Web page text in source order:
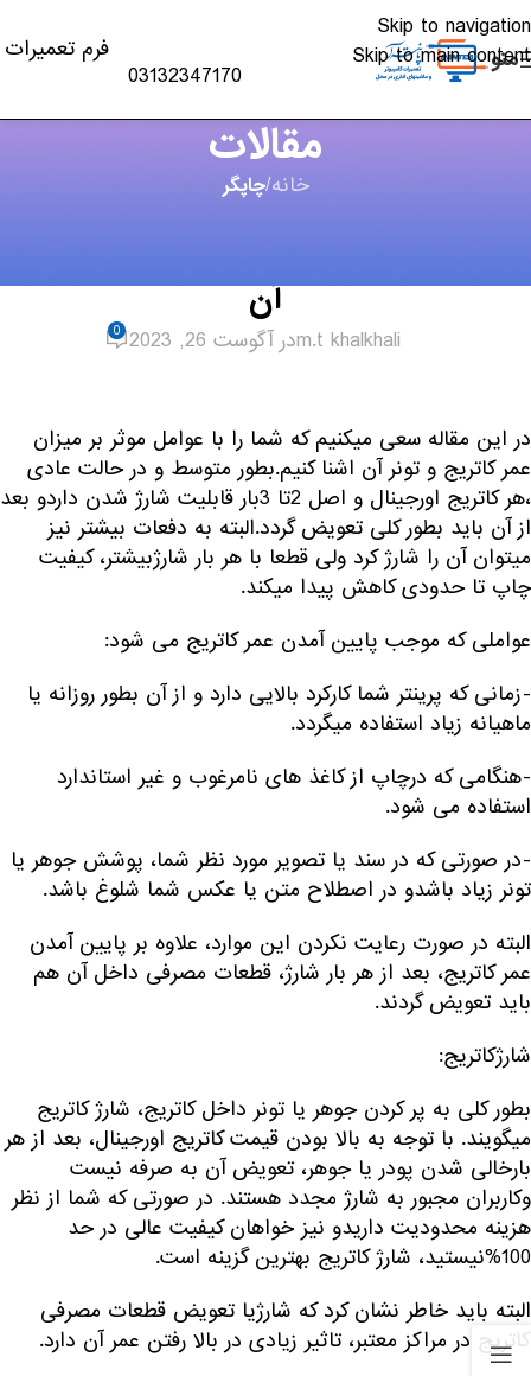
Skip to navigation
Skip to main content
منو
03132347170
فرم تعمیرات
مقالات
خانه/چاپگر
آن
m.t khalkhaliدر آگوست 26, 2023 0
در این مقاله سعی میکنیم که شما را با عوامل موثر بر میزان
عمر کاتریج و تونر آن اشنا کنیم.بطور متوسط و در حالت عادی
،هر کاتریج اورجینال و اصل 2تا 3بار قابلیت شارژ شدن داردو بعد
از آن باید بطور کلی تعویض گردد.البته به دفعات بیشتر نیز
میتوان آن را شارژ کرد ولی قطعا با هر بار شارژبیشتر، کیفیت
چاپ تا حدودی کاهش پیدا میکند.
عواملی که موجب پایین آمدن عمر کاتریج می شود:
-زمانی که پرینتر شما کارکرد بالایی دارد و از آن بطور روزانه یا
ماهیانه زیاد استفاده میگردد.
-هنگامی که درچاپ از کاغذ های نامرغوب و غیر استاندارد
استفاده می شود.
-در صورتی که در سند یا تصویر مورد نظر شما، پوشش جوهر یا
تونر زیاد باشدو در اصطلاح متن یا عکس شما شلوغ باشد.
البته در صورت رعایت نکردن این موارد، علاوه بر پایین آمدن
عمر کاتریج، بعد از هر بار شارژ، قطعات مصرفی داخل آن هم
باید تعویض گردند.
شارژکاتریج:
بطور کلی به پر کردن جوهر یا تونر داخل کاتریج، شارژ کاتریج
میگویند. با توجه به بالا بودن قیمت کاتریج اورجینال، بعد از هر
بارخالی شدن پودر یا جوهر، تعویض آن به صرفه نیست
وکاربران مجبور به شارژ مجدد هستند. در صورتی که شما از نظر
هزینه محدودیت داریدو نیز خواهان کیفیت عالی در حد
100%نیستید، شارژ کاتریج بهترین گزینه است.
البته باید خاطر نشان کرد که شارژیا تعویض قطعات مصرفی
کاتریج در مراکز معتبر، تاثیر زیادی در بالا رفتن عمر آن دارد.